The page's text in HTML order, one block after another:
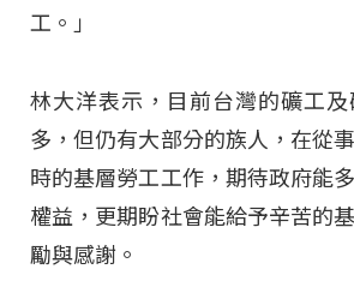
工。」
林大洋表示，目前台灣的礦工
多，但仍有大部分的族人，在從
時的基層勞工工作，期待政府能
權益，更期盼社會能給予辛苦的
勵與感謝。